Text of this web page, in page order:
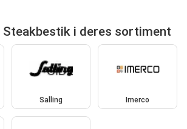
Steakbestik i deres sortiment
Salling Imerco